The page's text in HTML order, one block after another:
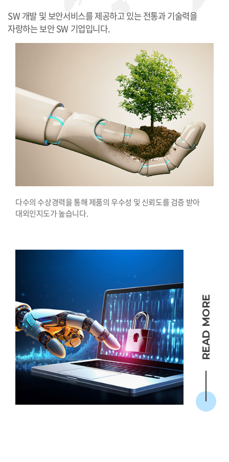
READ MORE
SW 개발 및 보안서비스를 제공하고 있는전통과 기술력을
자랑하는 보안 SW 기업입니다.
다수의 수상경력을 통해 제품의 우수성 및 신뢰도를 검증 받아
대외인지도가 높습니다.